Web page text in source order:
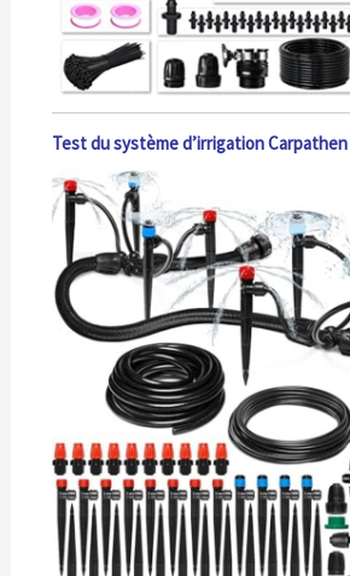
Test du système d’irrigation